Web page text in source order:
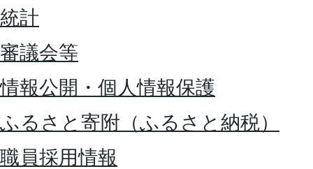
統計
審議会等
情報公開・個人情報保護
ふるさと寄附（ふるさと納税）
職員採用情報